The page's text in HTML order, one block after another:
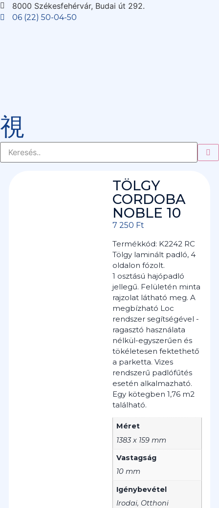
8000 Székesfehérvár, Budai út 292.
06 (22) 50-04-50
TÖLGY
CORDOBA
NOBLE 10
7 250 Ft
Termékkód: K2242 RC
Tölgy laminált padló, 4
oldalon fózolt.
1 osztású hajópadló
jellegű. Felületén minta
rajzolat látható meg. A
megbízható Loc
rendszer segítségével -
ragasztó használata
nélkül-egyszerűen és
tökéletesen fektethető
a parketta. Vizes
rendszerű padlófűtés
esetén alkalmazható.
Egy kötegben 1,76 m2
található.
Méret
1383 x 159 mm
Vastagság
10 mm
Igénybevétel
Irodai, Otthoni